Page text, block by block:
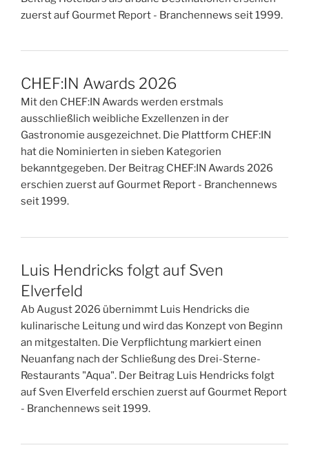
zuerst auf Gourmet Report - Branchennews seit 1999.
CHEF:IN Awards 2026
Mit den CHEF:IN Awards werden erstmals
ausschließlich weibliche Exzellenzen in der
Gastronomie ausgezeichnet. Die Plattform CHEF:IN
hat die Nominierten in sieben Kategorien
bekanntgegeben. Der Beitrag CHEF:IN Awards 2026
erschien zuerst auf Gourmet Report - Branchennews
seit 1999.
Luis Hendricks folgt auf Sven
Elverfeld
Ab August 2026 übernimmt Luis Hendricks die
kulinarische Leitung und wird das Konzept von Beginn
an mitgestalten. Die Verpflichtung markiert einen
Neuanfang nach der Schließung des Drei-Sterne-
Restaurants "Aqua". Der Beitrag Luis Hendricks folgt
auf Sven Elverfeld erschien zuerst auf Gourmet Report
- Branchennews seit 1999.